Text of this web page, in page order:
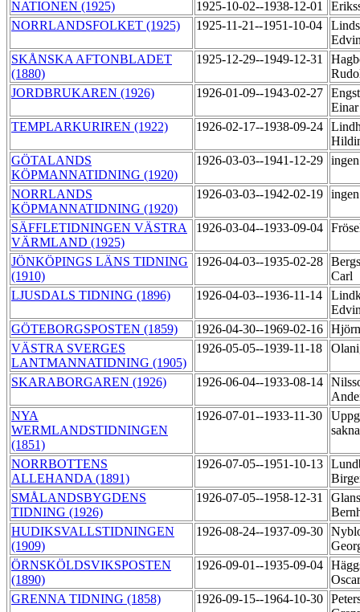
NATIONEN (1925) 1925-10-02--1938-12-01
NORRLANDSFOLKET (1925)
1925-11-21--1951-10-04
SKÅNSKA AFTONBLADET
(1880)
1925-12-29--1949-12-31
JORDBRUKAREN (1926)
1926-01-09--1943-02-27
TEMPLARKURIREN (1922)
1926-02-17--1938-09-24
GÖTALANDS
KÖPMANNATIDNING (1920)
1926-03-03--1941-12-29
NORRLANDS
KÖPMANNATIDNING (1920)
1926-03-03--1942-02-19
SÄFFLETIDNINGEN VÄSTRA
VÄRMLAND (1925)
1926-03-04--1933-09-04
JÖNKÖPINGS LÄNS TIDNING
(1910)
1926-04-03--1935-02-28
Carl
LJUSDALS TIDNING (1896)
1926-04-03--1936-11-14
GÖTEBORGSPOSTEN (1859)
1926-04-30--1969-02-16
VÄSTRA SVERGES
LANTMANNATIDNING (1905)
1926-05-05--1939-11-18
SKARABORGAREN (1926) 1926-06-04--1933-08-14
NYA
WERMLANDSTIDNINGEN
(1851)
1926-07-01--1933-11-30
NORRBOTTENS
ALLEHANDA (1891)
1926-07-05--1951-10-13
SMÅLANDSBYGDENS
TIDNING (1926)
1926-07-05--1958-12-31
HUDIKSVALLSTIDNINGEN
(1909)
1926-08-24--1937-09-30
ÖRNSKÖLDSVIKSPOSTEN
(1890)
1926-09-01--1935-09-04
GRENNA TIDNING (1858)
1926-09-15--1964-10-30